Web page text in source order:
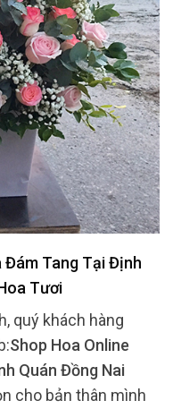
Đám Tang Tại Định
Tươi
quý khách hàng
Shop Hoa Online
Quán Đồng Nai
cho bản thân mình